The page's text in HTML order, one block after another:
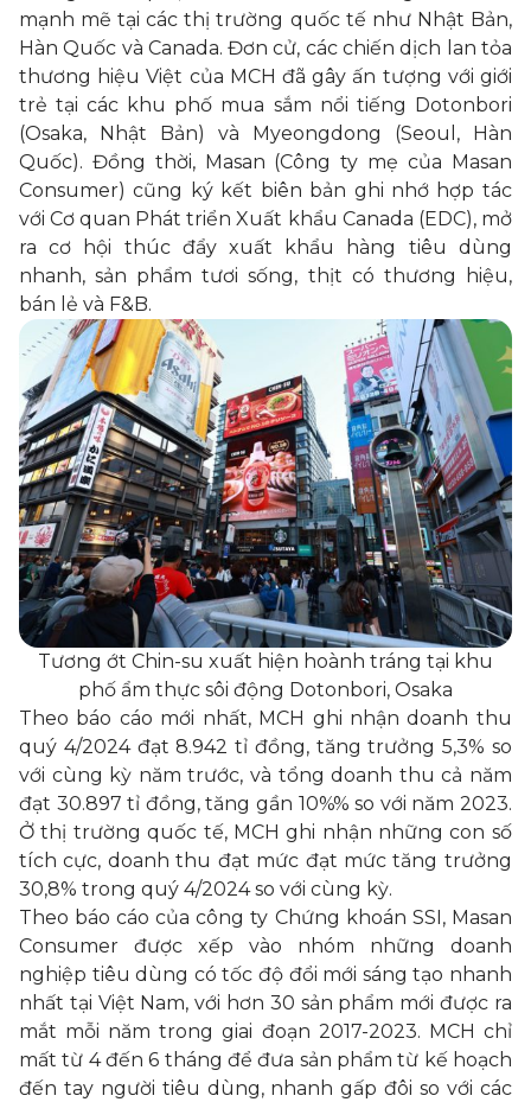
mạnh mẽ tại các thị trường quốc tế như Nhật Bản,
Hàn Quốc và Canada. Đơn cử, các chiến dịch lan tỏa
thương hiệu Việt của MCH đã gây ấn tượng với giới
trẻ tại các khu phố mua sắm nổi tiếng Dotonbori
(Osaka, Nhật Bản) và Myeongdong (Seoul, Hàn
Quốc). Đồng thời, Masan (Công ty mẹ của Masan
Consumer) cũng ký kết biên bản ghi nhớ hợp tác
với Cơ quan Phát triển Xuất khẩu Canada (EDC), mở
ra cơ hội thúc đẩy xuất khẩu hàng tiêu dùng
nhanh, sản phẩm tươi sống, thịt có thương hiệu,
bán lẻ và F&B.
Tương ớt Chin-su xuất hiện hoành tráng tại khu
phố ẩm thực sôi động Dotonbori, Osaka
Theo báo cáo mới nhất, MCH ghi nhận doanh thu
quý 4/2024 đạt 8.942 tỉ đồng, tăng trưởng 5,3% so
với cùng kỳ năm trước, và tổng doanh thu cả năm
đạt 30.897 tỉ đồng, tăng gần 10%% so với năm 2023.
Ở thị trường quốc tế, MCH ghi nhận những con số
tích cực, doanh thu đạt mức đạt mức tăng trưởng
30,8% trong quý 4/2024 so với cùng kỳ.
Theo báo cáo của công ty Chứng khoán SSI, Masan
Consumer được xếp vào nhóm những doanh
nghiệp tiêu dùng có tốc độ đổi mới sáng tạo nhanh
nhất tại Việt Nam, với hơn 30 sản phẩm mới được ra
mắt mỗi năm trong giai đoạn 2017-2023. MCH chỉ
mất từ 4 đến 6 tháng để đưa sản phẩm từ kế hoạch
đến tay người tiêu dùng, nhanh gấp đôi so với các